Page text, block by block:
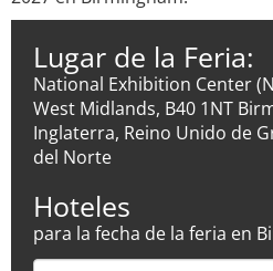
Lugar de la Feria:
National Exhibition Center
West Midlands, B40 1NT
Inglaterra, Reino Unido de
del Norte
Hoteles
para la fecha de la feria en